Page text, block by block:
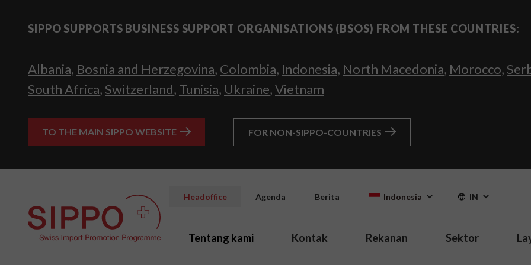
SIPPO SUPPORTS BUSINESS SUPPORT ORGANISATIONS (BSOS) FROM THESE COUNTRIES:
Albania, Bosnia and Herzegovina, Colombia, Indonesia, North Macedonia, Morocco,
South Africa, Switzerland, Tunisia, Ukraine,Vietnam
TO THE MAIN SIPPO WEBSITE FOR NON-SIPPO-COUNTRIES
Headoffice Agenda Berita Indonesia IN
Tentang kami Kontak Rekanan Sektor